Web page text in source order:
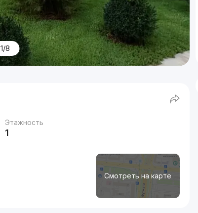
1/8
Этажность
1
Смотреть на карте